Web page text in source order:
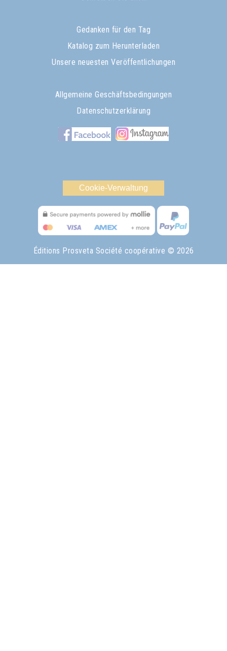
Gedanken für den Tag
Katalog zum Herunterladen
Unsere neuesten Veröffentlichungen
Allgemeine Geschäftsbedingungen
Datenschutzerklärung
Cookie-Verwaltung
Éditions Prosveta Société coopérative © 2026